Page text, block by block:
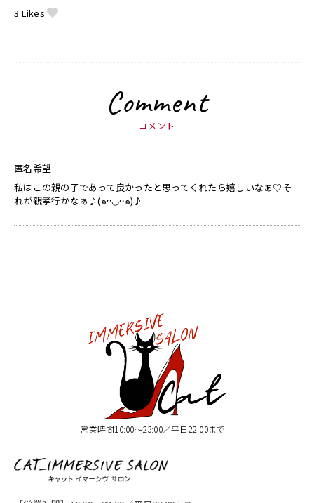
3 Likes
Comment
コメント
匿名希望
私はこの親の子であって良かったと思ってくれたら嬉しいなぁ♡そ
れが親孝行かなぁ♪(๑ᴖ◡ᴖ๑)♪
営業時間10:00〜23:00／平日22:00まで